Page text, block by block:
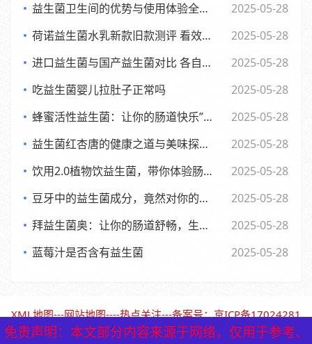
益生菌卫生间的优势与使用体验全面解析
2025-05-28
荷诺益生菌水乳新款旧款测评 看效果差异与使用感受
2025-05-28
进口益生菌与国产益生菌对比 各自优势及消费者该如何选择
2025-05-28
吃益生菌婴儿拉肚子正常吗
2025-05-28
蜂蜜活性益生菌：让你的肠道快乐”起来，享受生活每一天
2025-05-28
益生菌红杏唐的健康之道与美味探索之旅
2025-05-28
饮用2.0植物饮益生菌，带你体验肠道的全新活力风暴
2025-05-28
豆牙中的益生菌成分，竟然对你的肠道有如此奇妙的影响
2025-05-28
拜益生菌奥：让你的肠道舒畅，生活更轻松的小助手”
2025-05-28
蓝莓汁是否含有益生菌
2025-05-28
免责声明：本文部分内容来源于网络，仅用于参考、
XML地图---网站地图----热点关注---备案号：京ICP备17024281
号-1（北京保鹤堂药业）
免责声明：本文部分内容来源于网络，仅用于参考、